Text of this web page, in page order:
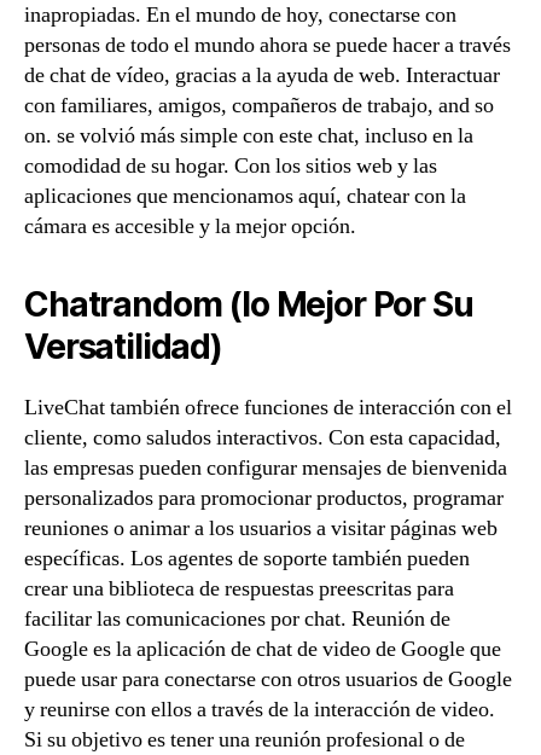
inapropiadas. En el mundo de hoy, conectarse con
personas de todo el mundo ahora se puede hacer a través
de chat de vídeo, gracias a la ayuda de web. Interactuar
con familiares, amigos, compañeros de trabajo, and so
on. se volvió más simple con este chat, incluso en la
comodidad de su hogar. Con los sitios web y las
aplicaciones que mencionamos aquí, chatear con la
cámara es accesible y la mejor opción.
Chatrandom (lo Mejor Por Su
Versatilidad)
LiveChat también ofrece funciones de interacción con el
cliente, como saludos interactivos. Con esta capacidad,
las empresas pueden configurar mensajes de bienvenida
personalizados para promocionar productos, programar
reuniones o animar a los usuarios a visitar páginas web
específicas. Los agentes de soporte también pueden
crear una biblioteca de respuestas preescritas para
facilitar las comunicaciones por chat. Reunión de
Google es la aplicación de chat de video de Google que
puede usar para conectarse con otros usuarios de Google
y reunirse con ellos a través de la interacción de video.
Si su objetivo es tener una reunión profesional o de